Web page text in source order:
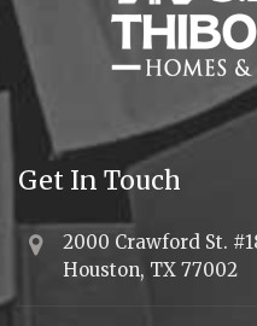
Get In Touch
2000 Crawford St.
Houston, TX 77002